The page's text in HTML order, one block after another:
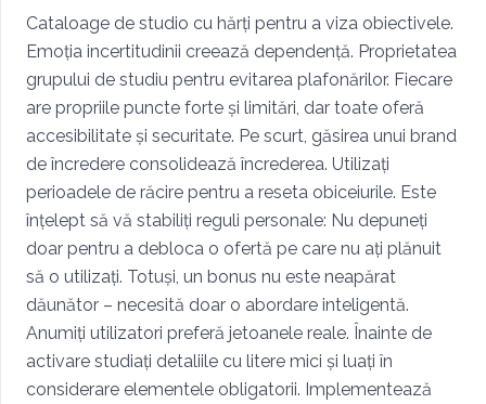
Cataloage de studio cu hărți pentru a viza obiectivele.
Emoția incertitudinii creează dependență. Proprietatea
grupului de studiu pentru evitarea plafonărilor. Fiecare
are propriile puncte forte și limitări, dar toate oferă
accesibilitate și securitate. Pe scurt, găsirea unui brand
de încredere consolidează încrederea. Utilizați
perioadele de răcire pentru a reseta obiceiurile. Este
înțelept să vă stabiliți reguli personale: Nu depuneți
doar pentru a debloca o ofertă pe care nu ați plănuit
să o utilizați. Totuși, un bonus nu este neapărat
dăunător – necesită doar o abordare inteligentă.
Anumiți utilizatori preferă jetoanele reale. Înainte de
activare studiați detaliile cu litere mici și luați în
considerare elementele obligatorii. Implementează